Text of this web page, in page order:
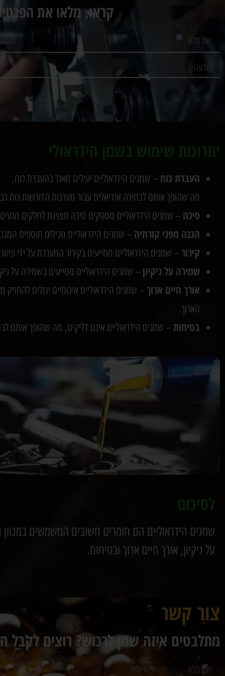
קראו, מלאו את
יתרונות שימוש בשמן הידראולי
העברת כוח – שמנים הידראוליים יעילים מאוד בהעברת כוח,
מה שהופך אותם לבחירה אידיאלית עבור מערכות הדורשות כוח
סיכה – שמנים הידראוליים מספקים סיכה מצוינת לחלקים
הגנה מפני קורוזיה – שמנים הידראוליים מכילים תוספים
קירור– שמנים הידראוליים מסייעים בקירור המערכת על ידי
שמירה על ניקיון – שמנים הידראוליים מסייעים בשמירה על
אורך חיים ארוך – שמנים הידראוליים איכותיים יכולים
הארוך.
בטיחות– שמנים הידראוליים אינם דליקים, מה שהופך אותם
לסיכום
שמנים הידראוליים הם חומרים חשובים המשמשים
על ניקיון, אורך חיים ארוך ובטיחות.
צור קשר
מתלבטים איזה שמן לרכוש? רוצים